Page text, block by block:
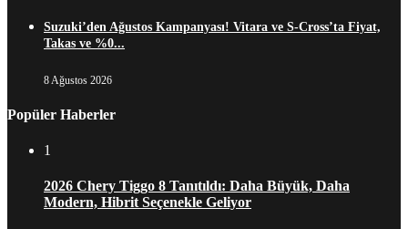
Suzuki’den Ağustos Kampanyası! Vitara ve S-Cross’ta Fiyat,
Takas ve %0...
8 Ağustos 2026
Popüler Haberler
1
2026 Chery Tiggo 8 Tanıtıldı: Daha Büyük, Daha
Modern, Hibrit Seçenekle Geliyor